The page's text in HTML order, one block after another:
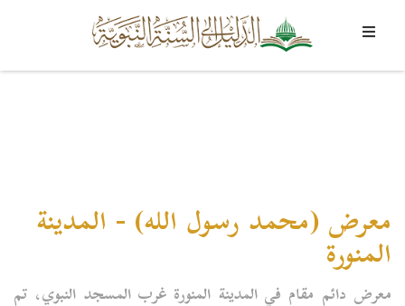
معرض (محمد رسول الله) - المدينة
المنورة
معرض دائم مقام فيالمدينة المنورة غربالمسجد النبوي، تم